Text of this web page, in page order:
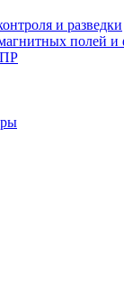
и разведки
полей и